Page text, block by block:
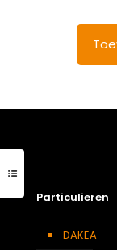
Particulieren
DAKEA